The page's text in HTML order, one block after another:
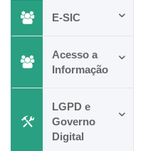
E-SIC
Acesso a
Informação
LGPD e
Governo
Digital